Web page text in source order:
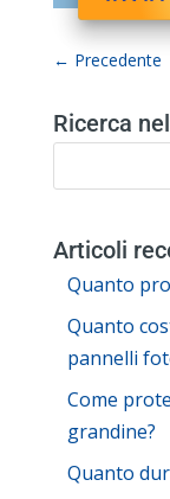
← Precedente
Ricerca
Articoli
Quanto
Quanto
pannelli
Come
grandine?
Quanto